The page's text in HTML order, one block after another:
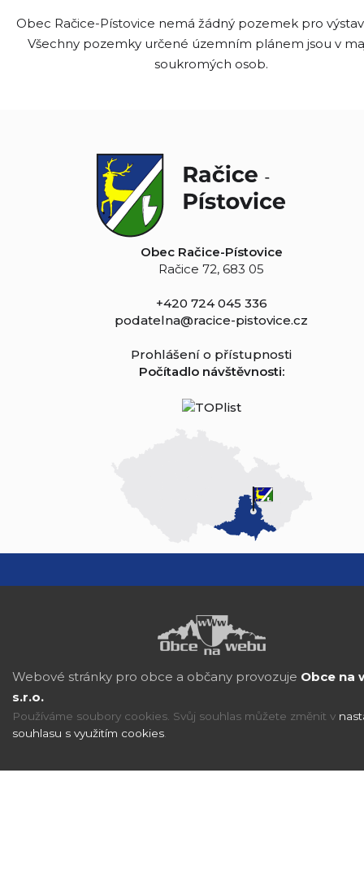
Obec Račice-Pístovice nemá žádný pozemek pro
Všechny pozemky určené územním plánem jsou v
soukromých osob.
Obec Račice-Pístovice
Račice 72, 683 05
+420 724 045 336
podatelna@racice-pistovice.cz
Prohlášení o přístupnosti
Počítadlo návštěvnosti:
Webové stránky pro obce a občany provozuje Obce na
s.r.o.
Používáme soubory cookies. Svůj souhlas můžete změnit v
souhlasu s využitím cookies